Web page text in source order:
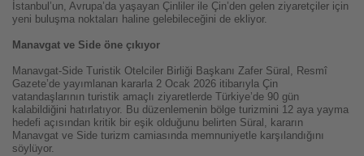
İstanbul’un, Avrupa’da yaşayan Çinliler ile Çin’den gelen ziyaretçiler için
yeni buluşma noktaları haline gelebileceğini de ekliyor.
Manavgat ve Side öne çıkıyor
Manavgat-Side Turistik Otelciler Birliği Başkanı Zafer Süral, Resmî
Gazete’de yayımlanan kararla 2 Ocak 2026 itibarıyla Çin
vatandaşlarının turistik amaçlı ziyaretlerde Türkiye’de 90 gün
kalabildiğini hatırlatıyor. Bu düzenlemenin bölge turizmini 12 aya yayma
hedefi açısından kritik bir eşik olduğunu belirten Süral, kararın
Manavgat ve Side turizm camiasında memnuniyetle karşılandığını
söylüyor.